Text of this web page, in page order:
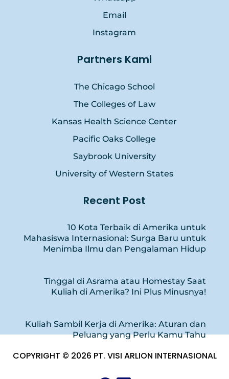
Email
Instagram
Partners Kami
The Chicago School
The Colleges of Law
Kansas Health Science Center
Pacific Oaks College
Saybrook University
University of Western States
Recent Post
10 Kota Terbaik di Amerika untuk
Mahasiswa Internasional: Surga Baru untuk
Menimba Ilmu dan Pengalaman Hidup
Tinggal di Asrama atau Homestay Saat
Kuliah di Amerika? Ini Plus Minusnya!
Kuliah Sambil Kerja di Amerika: Aturan dan
Peluang yang Perlu Kamu Tahu
COPYRIGHT © 2026 PT. VISI ARLION INTERNASIONAL